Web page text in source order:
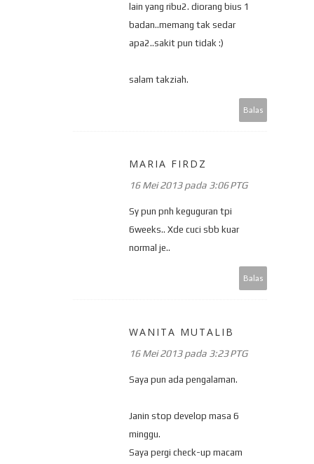
lain yang ribu2. diorang bius 1
badan..memang tak sedar
apa2..sakit pun tidak :)
salam takziah.
Balas
MARIA FIRDZ
16 Mei 2013 pada 3:06 PTG
Sy pun pnh keguguran tpi
6weeks.. Xde cuci sbb kuar
normal je..
Balas
WANITA MUTALIB
16 Mei 2013 pada 3:23 PTG
Saya pun ada pengalaman.
Janin stop develop masa 6
minggu.
Saya pergi check-up macam